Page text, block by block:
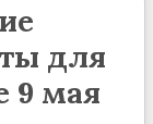
для
9 мая